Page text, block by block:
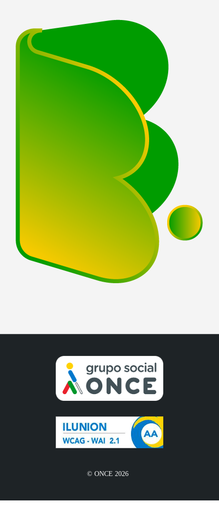
© ONCE 2026